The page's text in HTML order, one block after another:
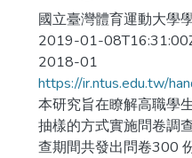
國立臺灣體育運動大學
2019-01-
2018-01
https://ir.ntus.edu.tw/
本研究旨在瞭解高職學
抽樣的方式實施問卷調
查期間共發出問卷300